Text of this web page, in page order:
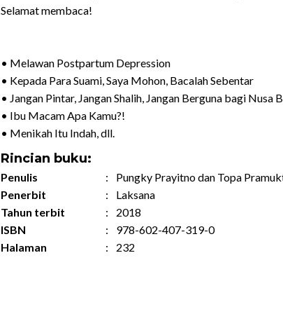
Selamat membaca!
• Melawan Postpartum Depression
• Kepada Para Suami, Saya Mohon, Bacalah Sebentar
• Jangan Pintar, Jangan Shalih, Jangan Berguna bagi Nusa
• Ibu Macam Apa Kamu?!
• Menikah Itu Indah, dll.
Rincian buku:
Penulis :
Pungky Prayitno dan Topa
Penerbit
:
Laksana
Tahun terbit
:
2018
ISBN
:
978-602-407-319-0
Halaman
: 232